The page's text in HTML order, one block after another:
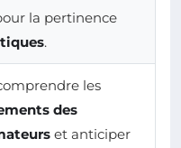
la pertinence
.
les
des
et anticiper